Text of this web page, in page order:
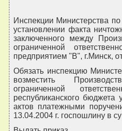
Инспекции Министерства
установлении факта
заключенного между
ограниченной
предприятием "В", г.Минск,
Обязать инспекцию
возместить
ограниченной
республиканского
актов платежными
13.04.2004 г. госпошлину в